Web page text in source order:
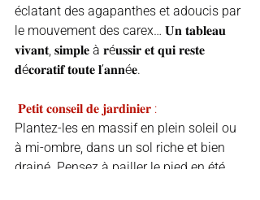
éclatant des agapanthes et adoucis par
le mouvement des carex… 𝐔𝐧 𝐭𝐚𝐛𝐥𝐞𝐚𝐮
𝐯𝐢𝐯𝐚𝐧𝐭, 𝐬𝐢𝐦𝐩𝐥𝐞 à 𝐫é𝐮𝐬𝐬𝐢𝐫 𝐞𝐭 𝐪𝐮𝐢 𝐫𝐞𝐬𝐭𝐞
𝐝é𝐜𝐨𝐫𝐚𝐭𝐢𝐟 𝐭𝐨𝐮𝐭𝐞 𝐥’𝐚𝐧𝐧é𝐞.
𝐏𝐞𝐭𝐢𝐭 𝐜𝐨𝐧𝐬𝐞𝐢𝐥 𝐝𝐞 𝐣𝐚𝐫𝐝𝐢𝐧𝐢𝐞𝐫 :
Plantez-les en massif en plein soleil ou
à mi-ombre, dans un sol riche et bien
drainé. Pensez à pailler le pied en été